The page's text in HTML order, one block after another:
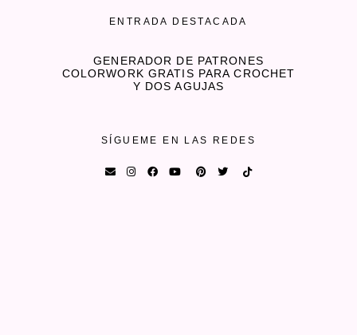
ENTRADA DESTACADA
GENERADOR DE PATRONES
COLORWORK GRATIS PARA CROCHET
Y DOS AGUJAS
SÍGUEME EN LAS REDES